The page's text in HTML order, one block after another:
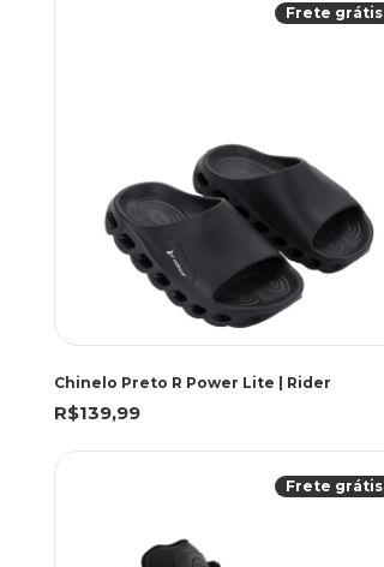
Frete grátis
Chinelo Preto R Power Lite | Rider
R$139,99
Frete grátis